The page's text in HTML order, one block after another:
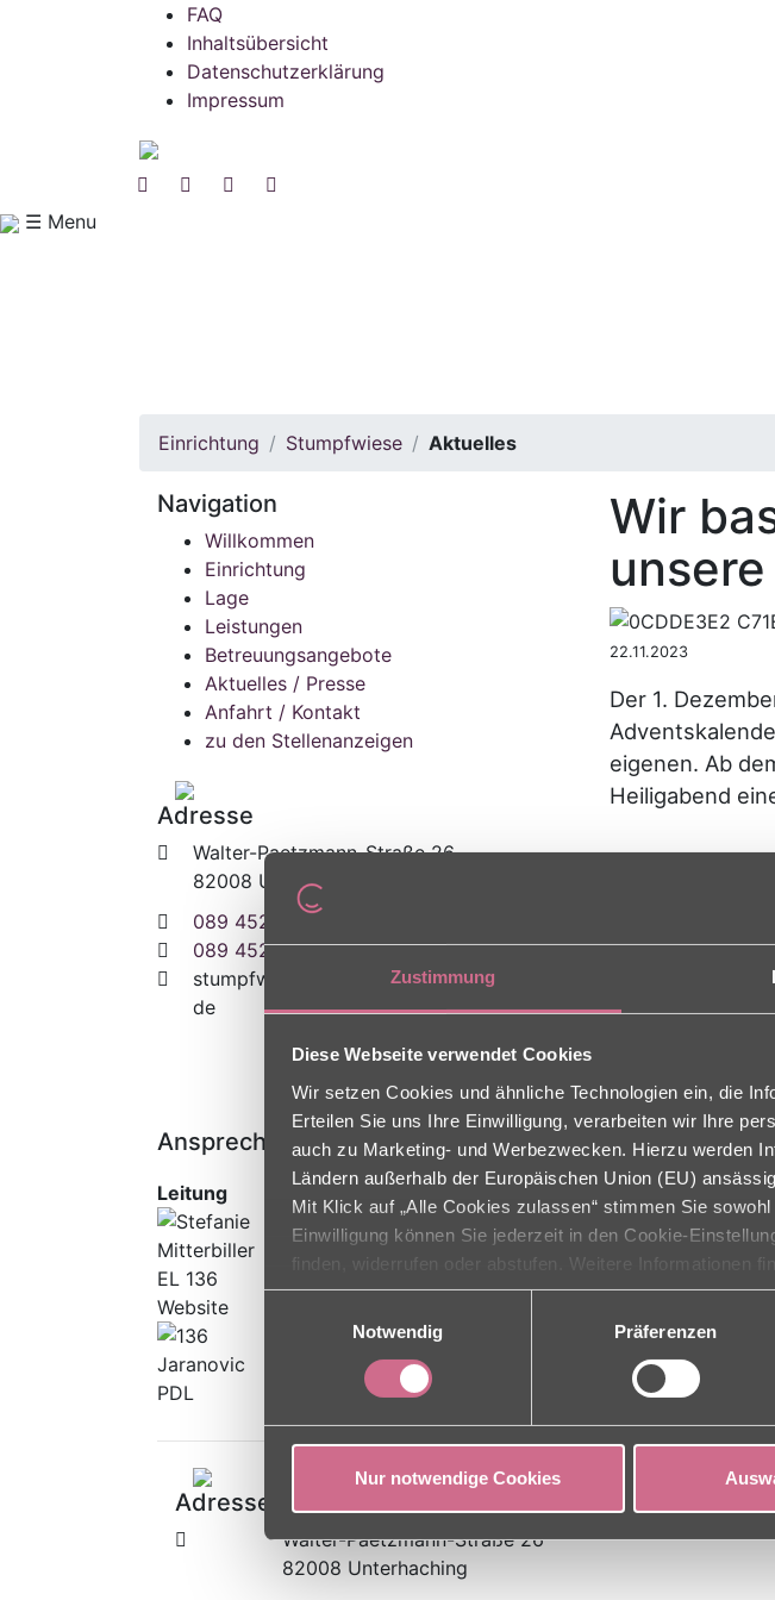
Zustimmung
Diese Webseite verwendet Cookies
Wir setzen Cookies und ähnliche Technologien ein, die
Erteilen Sie uns Ihre Einwilligung, verarbeiten wir Ihre
auch zu Marketing- und Werbezwecken. Hierzu werden
Ländern außerhalb der Europäischen Union (EU)
Mit Klick auf „Alle Cookies zulassen“ stimmen Sie
Einwilligung können Sie jederzeit in den Cookie-
finden, widerrufen oder abstufen. Weitere Informationen
Notwendig
Präferenzen
Nur notwendige Cookies
FAQ
Inhaltsübersicht
Datenschutzerklärung
Impressum
☰ Menu
Einrichtung Stumpfwiese Aktuelles
Navigation
Willkommen
Einrichtung
Lage
Leistungen
Betreuungsangebote
Aktuelles / Presse
Anfahrt / Kontakt
zu den Stellenanzeigen
Adresse
Walter-Paetzmann-Straße 26
82008 Unterhaching
089 4521320
089 452132305
stumpfwiese
charleston [dot]
de
Ansprechpartner
Leitung
Einrichtungsleitung
Stefanie Mitterbiller
Pflegedienstleitung
Damira Jaranovic
Wir
22.11.2023
Der 1.
eigenen. Ab
Heiligabend
Adresse
Walter-Paetzmann-Straße 26
82008 Unterhaching